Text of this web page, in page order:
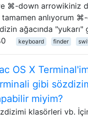
⌘-down arrowikiniz
tamamen anlıyorum
ağacında
keyboard finder
OS X
gibi
miyim?
klasörleri vb.